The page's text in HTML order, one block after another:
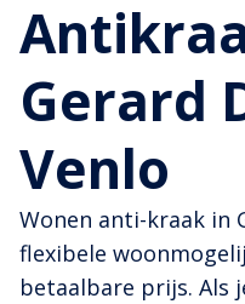
Gerard
Venlo
Wonen anti-kraak in
flexibele
betaalbare prijs. Als